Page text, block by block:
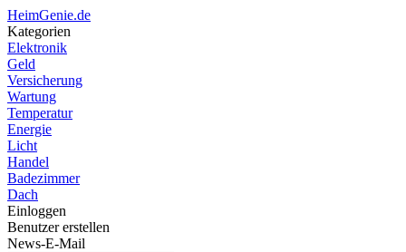
HeimGenie.de
Kategorien
Elektronik
Geld
Versicherung
Wartung
Temperatur
Energie
Licht
Handel
Badezimmer
Dach
Einloggen
Benutzer erstellen
News-E-Mail